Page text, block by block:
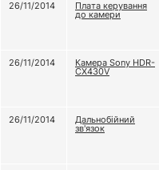
26/11/2014
Плата керування
до камери
26/11/2014
Камера Sony HDR-
CX430V
26/11/2014
Дальнобійний
зв'язок